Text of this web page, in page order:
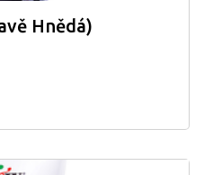
Hnědá)